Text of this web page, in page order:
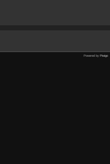
Powered by Piwigo